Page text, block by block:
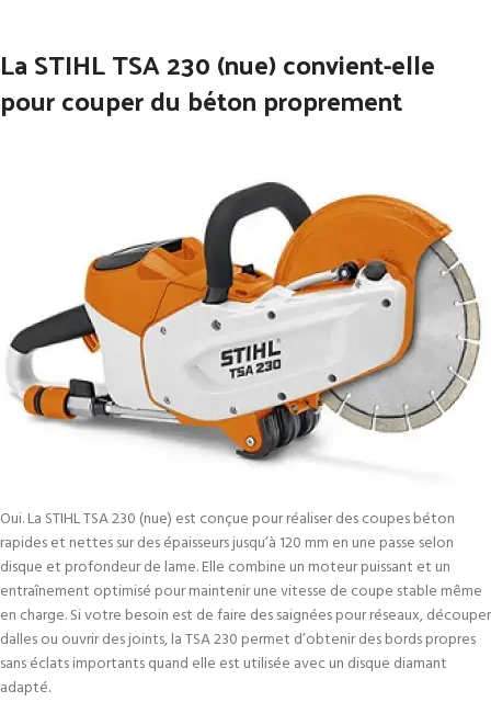
La STIHL TSA 230 (nue) convient-elle
pour couper du béton proprement
Oui. La STIHL TSA 230 (nue) est conçue pour réaliser des coupes béton
rapides et nettes sur des épaisseurs jusqu’à 120 mm en une passe selon
disque et profondeur de lame. Elle combine un moteur puissant et un
entraînement optimisé pour maintenir une vitesse de coupe stable même
en charge. Si votre besoin est de faire des saignées pour réseaux, découper
dalles ou ouvrir des joints, la TSA 230 permet d’obtenir des bords propres
sans éclats importants quand elle est utilisée avec un disque diamant
adapté.